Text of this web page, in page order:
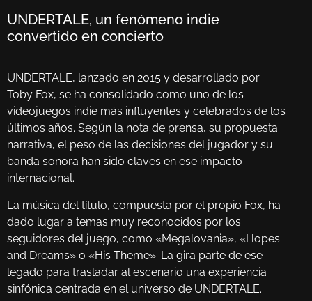
UNDERTALE, un fenómeno indie
convertido en concierto
UNDERTALE, lanzado en 2015 y desarrollado por
Toby Fox, se ha consolidado como uno de los
videojuegos indie más influyentes y celebrados de los
últimos años. Según la nota de prensa, su propuesta
narrativa, el peso de las decisiones del jugador y su
banda sonora han sido claves en ese impacto
internacional.
La música del título, compuesta por el propio Fox, ha
dado lugar a temas muy reconocidos por los
seguidores del juego, como «Megalovania», «Hopes
and Dreams» o «His Theme». La gira parte de ese
legado para trasladar al escenario una experiencia
sinfónica centrada en el universo de UNDERTALE.